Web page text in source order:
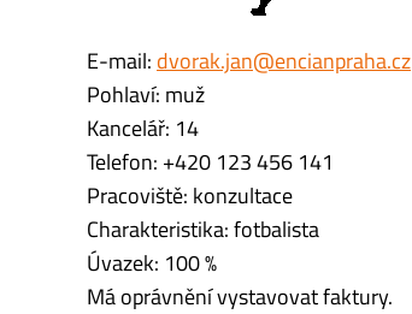
E-mail: dvorak.jan@encianpraha.cz
Pohlaví: muž
Kancelář: 14
Telefon: +420 123 456 141
Pracoviště: konzultace
Charakteristika: fotbalista
Úvazek: 100 %
Má oprávnění vystavovat faktury.